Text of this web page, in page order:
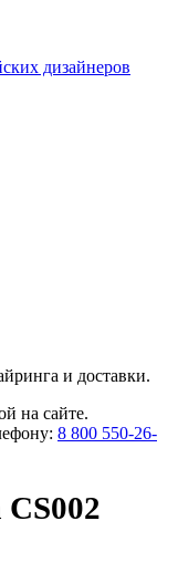
дизайнеров
и доставки.
на сайте.
8 800 550-26-